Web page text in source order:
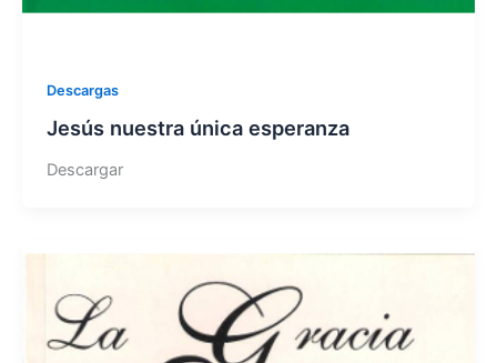
Descargas
Jesús nuestra única esperanza
Descargar